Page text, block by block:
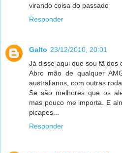
virando coisa do passado
Responder
Galto 23/12/2010, 20:01
Já disse aqui que sou fã dos
Abro mão de qualquer
australianos, com outras
Se são melhores que os
mas pouco me importa. E
picapes...
Responder